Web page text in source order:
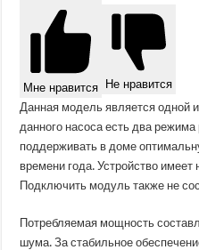
Мне нравится Не нравится
Данная модель является одной
данного насоса есть два
поддерживать в доме
времени года. Устройство имеет
Подключить модуль также не
Потребляемая мощность
шума. За стабильное